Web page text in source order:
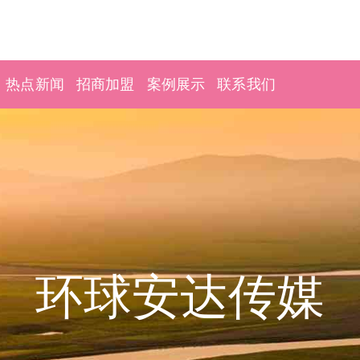
热点新闻 招商加盟 案例展示 联系我们
环球安达传媒